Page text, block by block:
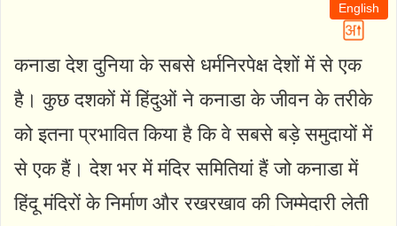
English
कनाडा देश दुनिया के सबसे धर्मनिरपेक्ष देशों में से एक
है। कुछ दशकों में हिंदुओं ने कनाडा के जीवन के तरीके
को इतना प्रभावित किया है कि वे सबसे बड़े समुदायों में
से एक हैं। देश भर में मंदिर समितियां हैं जो कनाडा में
हिंदू मंदिरों के निर्माण और रखरखाव की जिम्मेदारी लेती